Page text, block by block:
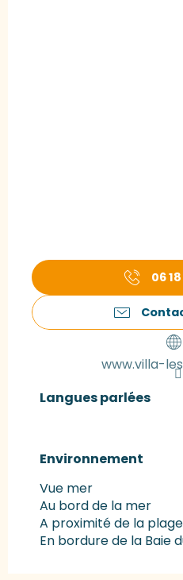
06
www.villa-
Langues parlées
Langues parlées
Environnement
Environnement
Vue mer
Au bord de la mer
A proximité de la plage
En bordure de la Baie